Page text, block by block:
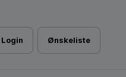
Login Ønskeliste